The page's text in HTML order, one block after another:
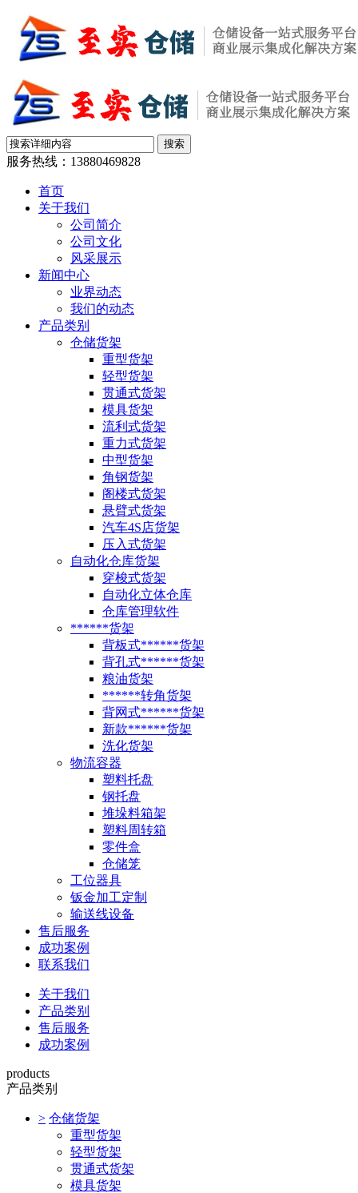
服务热线： 13880469828
首页
关于我们
公司简介
公司文化
风采展示
新闻中心
业界动态
我们的动态
产品类别
仓储货架
重型货架
轻型货架
贯通式货架
模具货架
流利式货架
重力式货架
中型货架
角钢货架
阁楼式货架
悬臂式货架
汽车4S店货架
压入式货架
自动化仓库货架
穿梭式货架
自动化立体仓库
仓库管理软件
******货架
背板式******货架
背孔式******货架
粮油货架
******转角货架
背网式******货架
新款******货架
洗化货架
物流容器
塑料托盘
钢托盘
堆垛料箱架
塑料周转箱
零件盒
仓储笼
工位器具
钣金加工定制
输送线设备
售后服务
成功案例
联系我们
关于我们
产品类别
售后服务
成功案例
products
产品类别
> 仓储货架
重型货架
轻型货架
贯通式货架
模具货架